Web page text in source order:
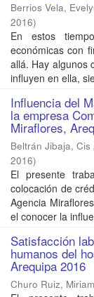
Berrios Vela,
2016)
En estos
económicas con
allá. Hay algunos
influyen en ella,
Influencia del
la empresa
Miraflores,
Beltrán Jibaja, Cis
2016)
El presente
colocación de
Agencia
el conocer la
Satisfacción
humanos del
Arequipa 2016
Churo Ruiz,